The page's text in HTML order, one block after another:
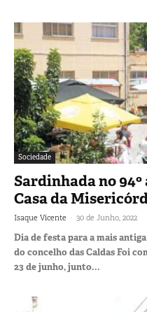
Sociedade
Sardinhada no
Casa da
Isaque Vicente - 30 de Junho, 2022
Dia de festa para a mais
do concelho das Caldas Foi
23 de junho, junto...